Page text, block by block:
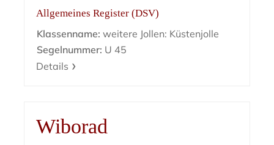
Allgemeines Register (DSV)
Klassenname: weitere Jollen: Küstenjolle
Segelnummer: U 45
Details
Wiborad